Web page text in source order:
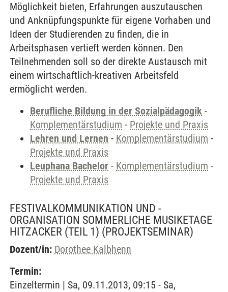
Möglichkeit bieten, Erfahrungen auszutauschen
und Anknüpfungspunkte für eigene Vorhaben und
Ideen der Studierenden zu finden, die in
Arbeitsphasen vertieft werden können. Den
Teilnehmenden soll so der direkte Austausch mit
einem wirtschaftlich-kreativen Arbeitsfeld
ermöglicht werden.
Berufliche Bildung in der Sozialpädagogik -
Komplementärstudium - Projekte und Praxis
Lehren und Lernen - Komplementärstudium -
Projekte und Praxis
Leuphana Bachelor - Komplementärstudium -
Projekte und Praxis
FESTIVALKOMMUNIKATION UND -
ORGANISATION SOMMERLICHE MUSIKETAGE
HITZACKER (TEIL 1) (PROJEKTSEMINAR)
Dozent/in: Dorothee Kalbhenn
Termin:
Einzeltermin | Sa, 09.11.2013, 09:15 - Sa,